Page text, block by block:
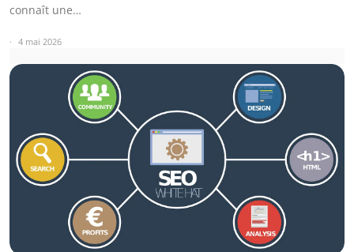
connaît une…
4 mai 2026